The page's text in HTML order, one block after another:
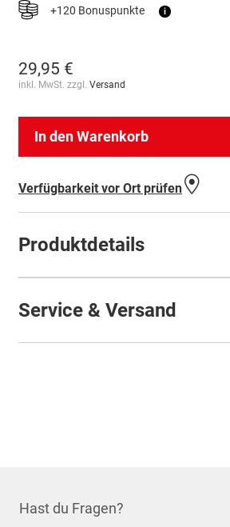
+120 Bonuspunkte i
29,95 €
inkl. MwSt. zzgl. Versand
In den Warenkorb
Verfügbarkeit vor Ort prüfen
Produktdetails
Service & Versand
Hast du Fragen?